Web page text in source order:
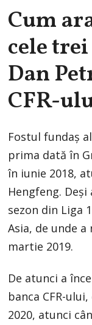
Cum
cele
Dan
CFR-
Fostul fundaș
prima dată în
în iunie 2018,
Hengfeng.
sezon din Liga
Asia, de unde
martie 2019.
De atunci a
banca CFR-
2020, atunci